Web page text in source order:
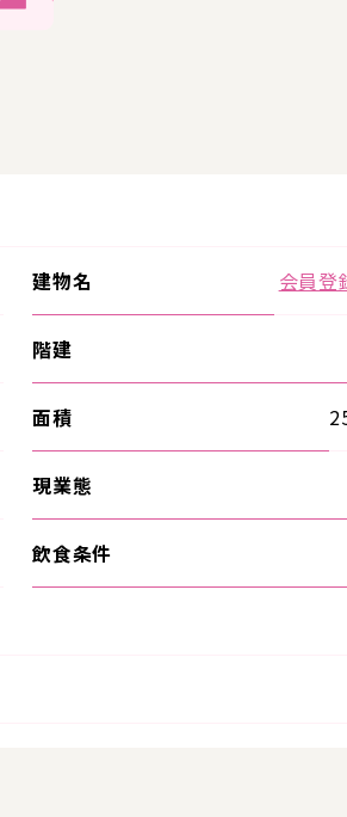
建物名 会員登
階建
面積
現業態
飲食条件